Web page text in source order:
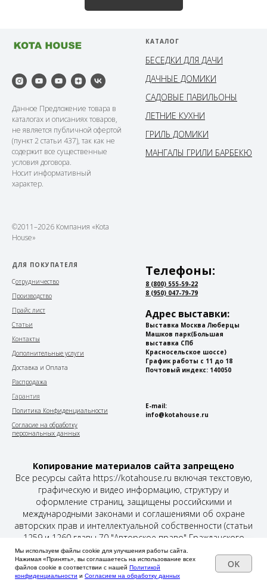
Данное Предложение товара в
каталогах и описаниях товаров,
не является публичной офертой
(пункт 2 статьи 437), так как не
содержит все существенные
условия договора.
Носит информативный
характер.
©2011–2026 Компания «Kota
House»
КАТАЛОГ
БЕСЕДКИ ДЛЯ ДАЧИ
ДАЧНЫЕ ДОМИКИ
САДОВЫЕ ПАВИЛЬОНЫ
ЛЕТНИЕ КУХНИ
ГРИЛЬ ДОМИКИ
МАНГАЛЫ ГРИЛИ БАРБЕКЮ
ДЛЯ ПОКУПАТЕЛЯ
Сотрудничество
Производство
Прайс лист
Статьи
Контакты
Дополнительные услуги
Доставка и Оплата
Распродажа
Гарантия
Политика Конфиденциальности
Согласие на обработку
персональных данных
Телефоны:
8 (800) 555-59-22
8 (950) 047-79-79
Адрес выставки:
Выставка Москва Люберцы
Машков парк(Большая
выставка СПб
Красносельское шоссе)
График работы с 11 до 18
Почтовый индекс: 140050
E-mail:
info@kotahouse.ru
Копирование материалов сайта запрещено
Все ресурсы сайта https://kotahouse.ru включая текстовую,
графическую и видео информацию, структуру и
оформление страниц, защищены российскими и
международными законами и соглашениями об охране
авторских прав и интеллектуальной собственности (статьи
1259 и 1260 главы 70 "Авторское право" Гражданского
Кодекса Российской Федерации от 18 декабря 2006 года N
230-ФЗ).
Мы используем файлы cookie для улучшения работы сайта.
Нажимая «Принять», вы соглашаетесь на использование всех
файлов cookie в соответствии с нашей Политикой
конфиденциальности и Согласием на обработку данных
OK